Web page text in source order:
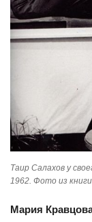
Таир Салахов у
1962. Фото из
Мария